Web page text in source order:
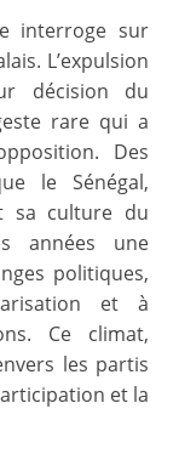
interroge sur
L’expulsion
décision du
rare qui a
Des
le Sénégal,
sa culture du
années une
politiques,
et à
Ce climat,
les partis
et la